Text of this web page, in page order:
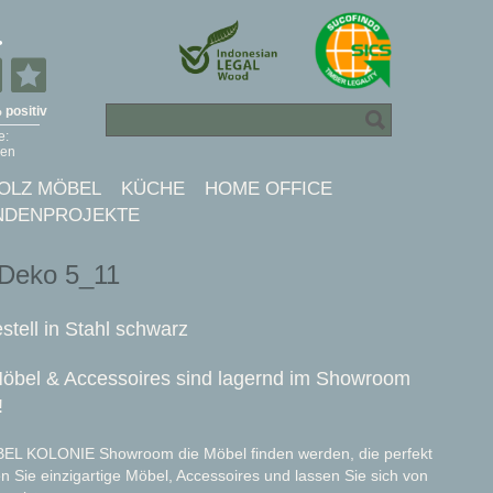
MÖBEL KÜCHE
HOME OFFICE
5_11
in Stahl schwarz
& Accessoires sind lagernd im Showroom
KOLONIE Showroom die Möbel finden werden, die perfekt
Sie einzigartige Möbel, Accessoires und lassen Sie sich von